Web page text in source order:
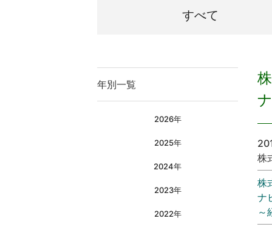
すべて
年別一覧
2026年
2025年
2024年
2023年
2022年
株
株
ナ
～